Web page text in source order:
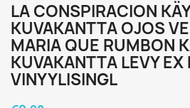
LA CONSPIRACION
KUVAKANTTA OJOS
MARIA QUE RUMBON
KUVAKANTTA LEVY EX
VINYYLISINGL